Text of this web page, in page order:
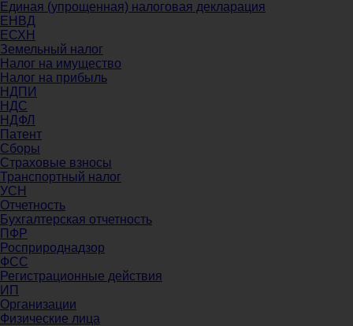
Единая (упрощенная) налоговая декларация
ЕНВД
ЕСХН
Земельный налог
Налог на имущество
Налог на прибыль
НДПИ
НДС
НДФЛ
Патент
Сборы
Страховые взносы
Транспортный налог
УСН
Отчетность
Бухгалтерская отчетность
ПФР
Росприроднадзор
ФСС
Регистрационные действия
ИП
Организации
Физические лица